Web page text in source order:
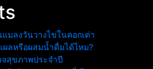
มลงวันวางไข่ในคอกเต่า
ผลหรือผสมน้ำดื่มได้ไหม?
จสุขภาพประจำปี